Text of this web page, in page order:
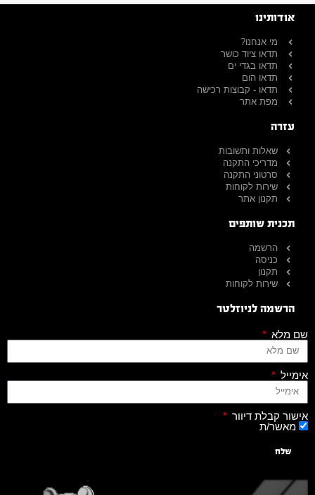
אודותינו
מי אנחנו?
תדאו ציוד כושר
תדאו בגדי ים
תדאו הום
תדאו - קבוצות רכישה
מפת אתר
עזרה
שאלות ותשובות
מדריכי התקנה
סרטוני התקנה
שירות לקוחות
תקנון אתר
תכנית שותפים
הרשמה
כניסה
תקנון
שירות לקוחות
הרשמה לניוזלטר
שם מלא
אימייל
אישור קבלת דיוור
מאשר/ת
שלח